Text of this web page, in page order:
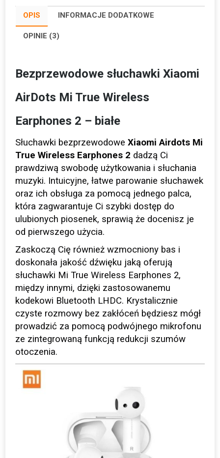
OPIS INFORMACJE DODATKOWE
OPINIE (3)
Bezprzewodowe słuchawki Xiaomi
AirDots Mi True Wireless
Earphones 2 – białe
Słuchawki bezprzewodoweXiaomi Airdots Mi
True Wireless Earphones 2 dadzą Ci
prawdziwą swobodę użytkowania i słuchania
muzyki. Intuicyjne, łatwe parowanie słuchawek
oraz ich obsługa za pomocą jednego palca,
która zagwarantuje Ci szybki dostęp do
ulubionych piosenek, sprawią że docenisz je
od pierwszego użycia.
Zaskoczą Cię również wzmocniony bas i
doskonała jakość dźwięku jaką oferują
słuchawki Mi True Wireless Earphones 2,
między innymi, dzięki zastosowanemu
kodekowi Bluetooth LHDC. Krystalicznie
czyste rozmowy bez zakłóceń będziesz mógł
prowadzić za pomocą podwójnego mikrofonu
ze zintegrowaną funkcją redukcji szumów
otoczenia.